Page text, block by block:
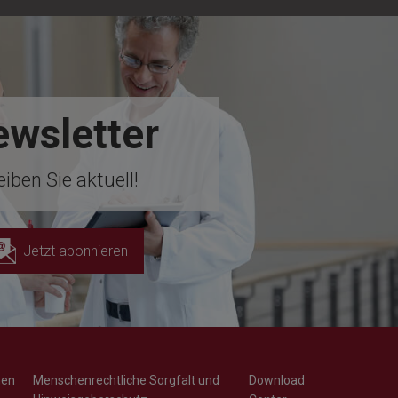
Sie aktuell!
Jetzt abonnieren
Menschenrechtliche Sorgfalt und
Download